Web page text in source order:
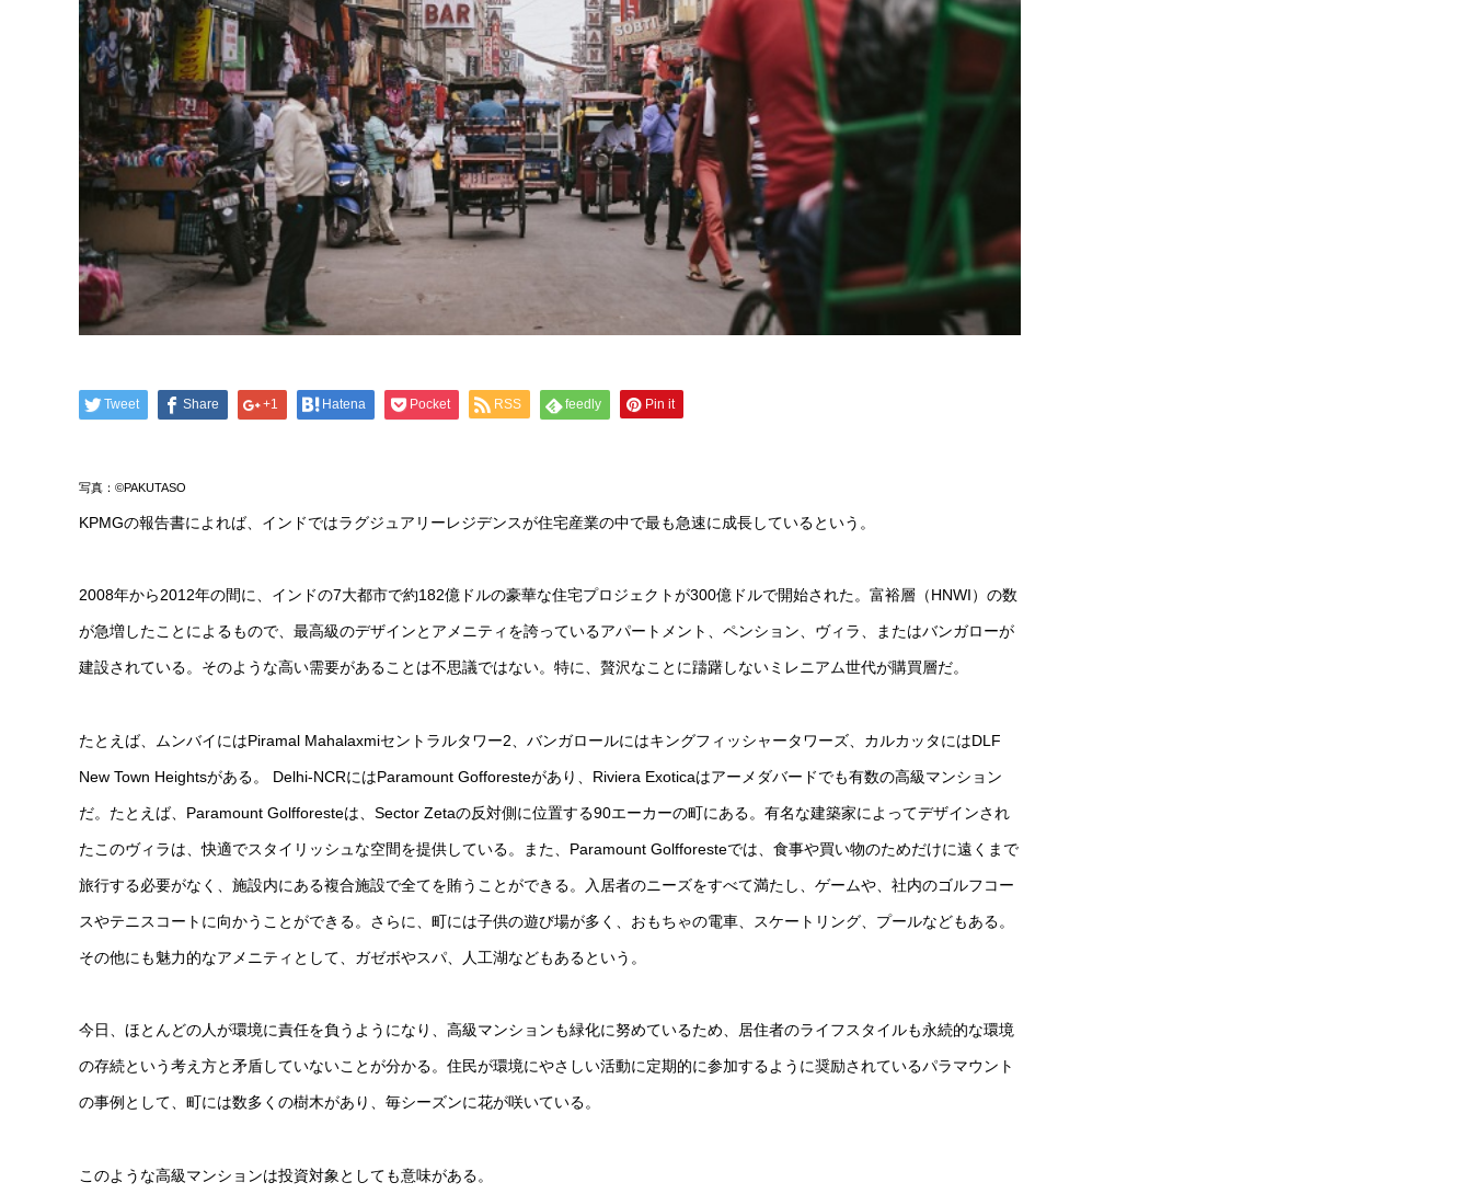
Tweet Share +1 Hatena Pocket RSS feedly Pin it
写真：©PAKUTASO
KPMGの報告書によれば、インドではラグジュアリーレジデンスが住宅産業の中で最も急速に成長しているという。
2008年から2012年の間に、インドの7大都市で約182億ドルの豪華な住宅プロジェクトが300億ドルで開始された。富裕層（HNWI）の数
が急増したことによるもので、最高級のデザインとアメニティを誇っているアパートメント、ペンション、ヴィラ、またはバンガローが
建設されている。そのような高い需要があることは不思議ではない。特に、贅沢なことに躊躇しないミレニアム世代が購買層だ。
たとえば、ムンバイにはPiramal Mahalaxmiセントラルタワー2、バンガロールにはキングフィッシャータワーズ、カルカッタにはDLF
New Town Heightsがある。 Delhi-NCRにはParamount Gofforesteがあり、Riviera Exoticaはアーメダバードでも有数の高級マンション
だ。たとえば、Paramount Golfforesteは、Sector Zetaの反対側に位置する90エーカーの町にある。有名な建築家によってデザインされ
たこのヴィラは、快適でスタイリッシュな空間を提供している。また、Paramount Golfforesteでは、食事や買い物のためだけに遠くまで
旅行する必要がなく、施設内にある複合施設で全てを賄うことができる。入居者のニーズをすべて満たし、ゲームや、社内のゴルフコー
スやテニスコートに向かうことができる。さらに、町には子供の遊び場が多く、おもちゃの電車、スケートリング、プールなどもある。
その他にも魅力的なアメニティとして、ガゼボやスパ、人工湖などもあるという。
今日、ほとんどの人が環境に責任を負うようになり、高級マンションも緑化に努めているため、居住者のライフスタイルも永続的な環境
の存続という考え方と矛盾していないことが分かる。住民が環境にやさしい活動に定期的に参加するように奨励されているパラマウント
の事例として、町には数多くの樹木があり、毎シーズンに花が咲いている。
このような高級マンションは投資対象としても意味がある。